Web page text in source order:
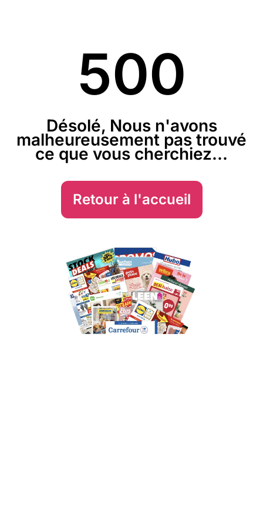
500
Désolé, Nous n'avons
malheureusement pas trouvé
ce que vous cherchiez...
Retour à l'accueil